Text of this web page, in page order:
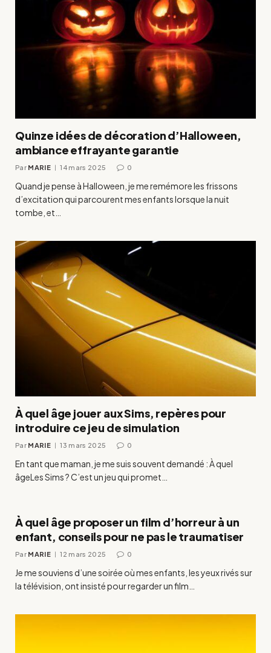
Quinze idées de décoration d’Halloween,
ambiance effrayante garantie
Par MARIE 14 mars 2025 0
Quand je pense à Halloween, je me remémore les frissons
d’excitation qui parcourent mes enfants lorsque la nuit
tombe, et…
À quel âge jouer aux Sims, repères pour
introduire ce jeu de simulation
Par MARIE 13 mars 2025 0
En tant que maman, je me suis souvent demandé : À quel
âgeLes Sims ? C’est un jeu qui promet…
À quel âge proposer un film d’horreur à un
enfant, conseils pour ne pas le traumatiser
Par MARIE 12 mars 2025 0
Je me souviens d’une soirée où mes enfants, les yeux rivés sur
la télévision, ont insisté pour regarder un film…